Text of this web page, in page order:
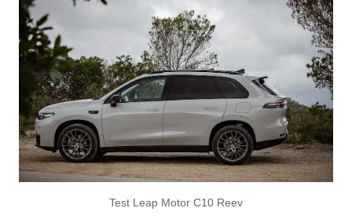
Test Leap Motor C10 Reev